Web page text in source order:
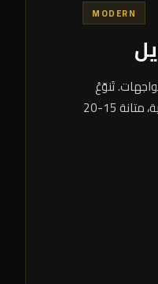
MODERN
تَنوّعُ
100+ لون، خامات أوروبية، متانة 15-20